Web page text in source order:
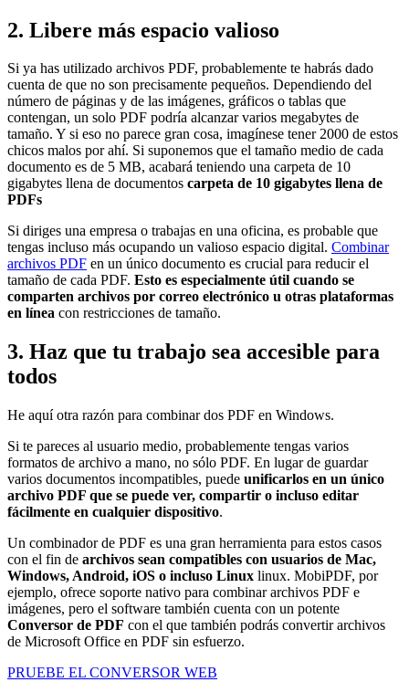
2. Libere más espacio valioso
Si ya has utilizado archivos PDF, probablemente te habrás dado
cuenta de que no son precisamente pequeños. Dependiendo del
número de páginas y de las imágenes, gráficos o tablas que
contengan, un solo PDF podría alcanzar varios megabytes de
tamaño. Y si eso no parece gran cosa, imagínese tener 2000 de estos
chicos malos por ahí. Si suponemos que el tamaño medio de cada
documento es de 5 MB, acabará teniendo una carpeta de 10
gigabytes llena de documentos carpeta de 10 gigabytes llena de
PDFs
Si diriges una empresa o trabajas en una oficina, es probable que
tengas incluso más ocupando un valioso espacio digital. Combinar
archivos PDF en un único documento es crucial para reducir el
tamaño de cada PDF. Esto es especialmente útil cuando se
comparten archivos por correo electrónico u otras plataformas
en línea con restricciones de tamaño.
3. Haz que tu trabajo sea accesible para
todos
He aquí otra razón para combinar dos PDF en Windows.
Si te pareces al usuario medio, probablemente tengas varios
formatos de archivo a mano, no sólo PDF. En lugar de guardar
varios documentos incompatibles, puede unificarlos en un único
archivo PDF que se puede ver, compartir o incluso editar
fácilmente en cualquier dispositivo.
Un combinador de PDF es una gran herramienta para estos casos
con el fin de archivos sean compatibles con usuarios de Mac,
Windows, Android, iOS o incluso Linux linux. MobiPDF, por
ejemplo, ofrece soporte nativo para combinar archivos PDF e
imágenes, pero el software también cuenta con un potente
Conversor de PDF con el que también podrás convertir archivos
de Microsoft Office en PDF sin esfuerzo.
PRUEBE EL CONVERSOR WEB